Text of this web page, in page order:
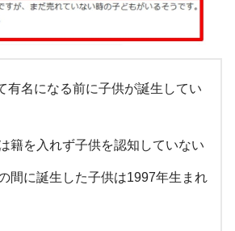
有名になる前に子供が誕生してい
籍を入れず子供を認知していない
間に誕生した子供は1997年生まれ